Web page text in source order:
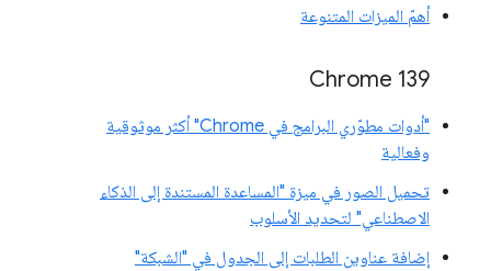
أهمّ الميزات المتنوعة
‫Chrome 139
"أدوات مطوّري البرامج في Chrome" أكثر موثوقية
وفعالية
تحميل الصور في ميزة "المساعدة المستندة إلى الذكاء
الاصطناعي" لتحديد الأسلوب
إضافة عناوين الطلبات إلى الجدول في "الشبكة"